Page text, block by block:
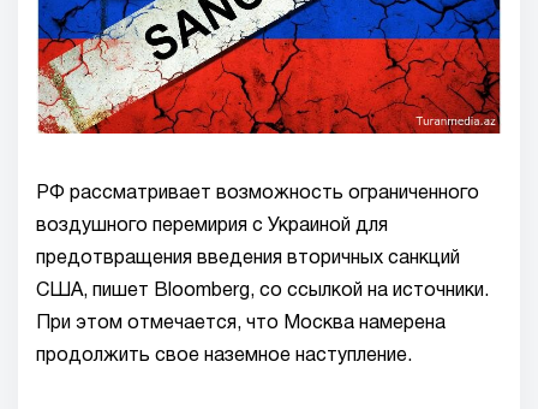
РФ рассматривает возможность ограниченного
воздушного перемирия с Украиной для
предотвращения введения вторичных санкций
США, пишет Bloomberg, со ссылкой на источники.
При этом отмечается, что Москва намерена
продолжить свое наземное наступление.